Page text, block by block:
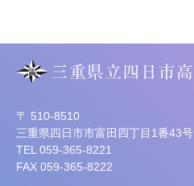
〒 510-8510
三重県四日市市富田四丁目1番43号
TEL 059-365-8221
FAX 059-365-8222